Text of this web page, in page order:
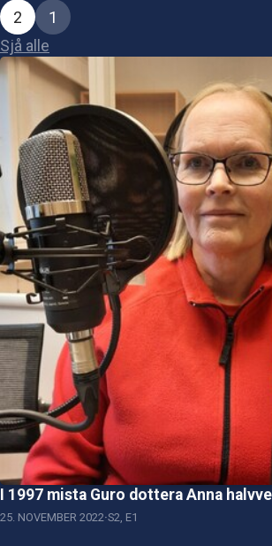
2
1
Sjå alle
I 1997 mista Guro dottera Anna
25. NOVEMBER 2022 S2, E1